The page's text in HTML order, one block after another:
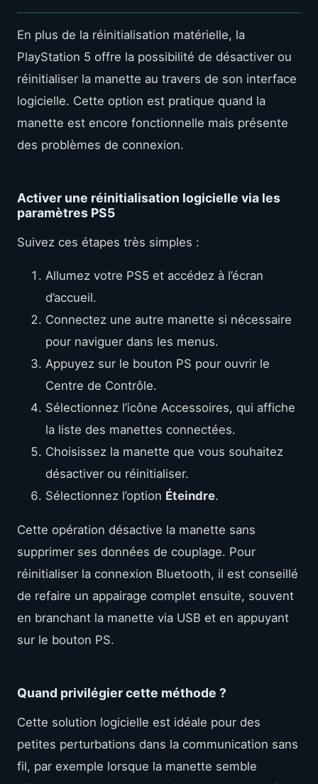
En plus de la réinitialisation matérielle, la
PlayStation 5 offre la possibilité de désactiver ou
réinitialiser la manette au travers de son interface
logicielle. Cette option est pratique quand la
manette est encore fonctionnelle mais présente
des problèmes de connexion.
Activer une réinitialisation logicielle via les
paramètres PS5
Suivez ces étapes très simples :
Allumez votre PS5 et accédez à l’écran
d’accueil.
Connectez une autre manette si nécessaire
pour naviguer dans les menus.
Appuyez sur le bouton PS pour ouvrir le
Centre de Contrôle.
Sélectionnez l’icône Accessoires, qui affiche
la liste des manettes connectées.
Choisissez la manette que vous souhaitez
désactiver ou réinitialiser.
Sélectionnez l’option Éteindre.
Cette opération désactive la manette sans
supprimer ses données de couplage. Pour
réinitialiser la connexion Bluetooth, il est conseillé
de refaire un appairage complet ensuite, souvent
en branchant la manette via USB et en appuyant
sur le bouton PS.
Quand privilégier cette méthode ?
Cette solution logicielle est idéale pour des
petites perturbations dans la communication sans
fil, par exemple lorsque la manette semble